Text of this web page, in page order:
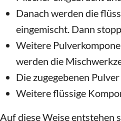
Danach werden die
eingemischt. Dann
Weitere
werden die
Die zugegebenen
Weitere flüssige
Auf diese Weise entstehen